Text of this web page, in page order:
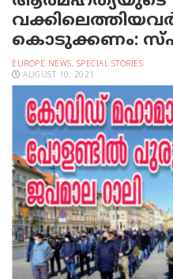
കൊടുക്കണം:
EUROPE NEWS, SPECIAL STORIES
AUGUST 10, 2021